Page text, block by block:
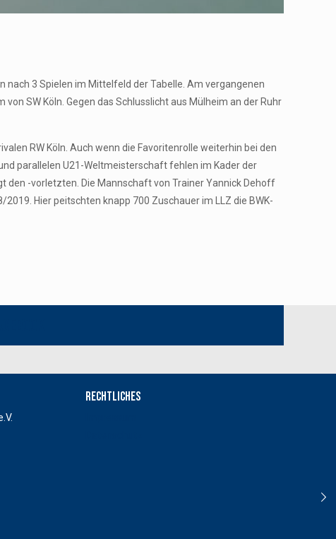
nach 3 Spielen im Mittelfeld der Tabelle. Am vergangenen
SW Köln. Gegen das Schlusslicht aus Mülheim an der Ruhr
RW Köln. Auch wenn die Favoritenrolle weiterhin bei den
parallelen U21-Weltmeisterschaft fehlen im Kader der
den -vorletzten. Die Mannschaft von Trainer Yannick Dehoff
Hier peitschten knapp 700 Zuschauer im LLZ die BWK-
Rechtliches